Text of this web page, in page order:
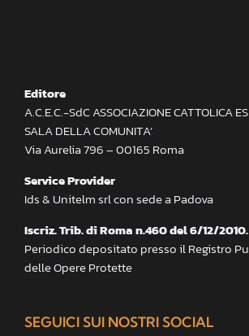
Editore
A.C.E.C.-SdC ASSOCIAZIONE CATTOLICA
SALA DELLA COMUNITA’
Via Aurelia 796 – 00165 Roma
Service Provider
Ids & Unitelm srl con sede a Padova
Iscriz. Trib. di Roma n.460 del 6/12/2010.
Periodico depositato presso il Registro
delle Opere Protette
SEGUICI SUI NOSTRI SOCIAL